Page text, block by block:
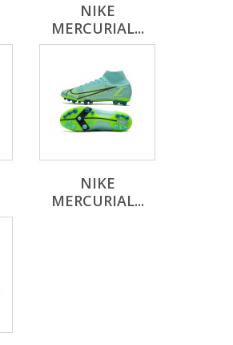
NIKE
MERCURIAL...
NIKE
MERCURIAL...